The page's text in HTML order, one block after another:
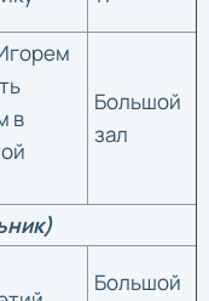
в
Большой
зал
Большой